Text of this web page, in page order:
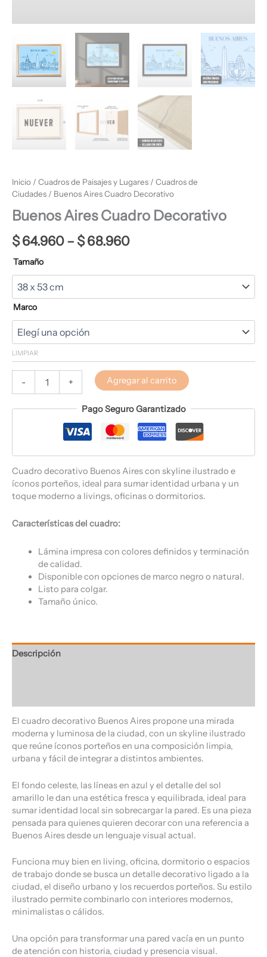
Inicio / Cuadros de Paisajes y Lugares / Cuadros de
Ciudades / Buenos Aires Cuadro Decorativo
Buenos Aires Cuadro Decorativo
$64.960– $68.960
Tamaño
Marco
LIMPIAR
- + Agregar al carrito
Pago Seguro Garantizado
Cuadro decorativo Buenos Aires con skyline ilustrado e
íconos porteños, ideal para sumar identidad urbana y un
toque moderno a livings, oficinas o dormitorios.
Características del cuadro:
Lámina impresa con colores definidos y terminación
de calidad.
Disponible con opciones de marco negro o natural.
Listo para colgar.
Tamaño único.
Descripción
El cuadro decorativo Buenos Aires propone una mirada
moderna y luminosa de la ciudad, con un skyline ilustrado
que reúne íconos porteños en una composición limpia,
urbana y fácil de integrar a distintos ambientes.
El fondo celeste, las líneas en azul y el detalle del sol
amarillo le dan una estética fresca y equilibrada, ideal para
sumar identidad local sin sobrecargar la pared. Es una pieza
pensada para quienes quieren decorar con una referencia a
Buenos Aires desde un lenguaje visual actual.
Funciona muy bien en living, oficina, dormitorio o espacios
de trabajo donde se busca un detalle decorativo ligado a la
ciudad, el diseño urbano y los recuerdos porteños. Su estilo
ilustrado permite combinarlo con interiores modernos,
minimalistas o cálidos.
Una opción para transformar una pared vacía en un punto
de atención con historia, ciudad y presencia visual.